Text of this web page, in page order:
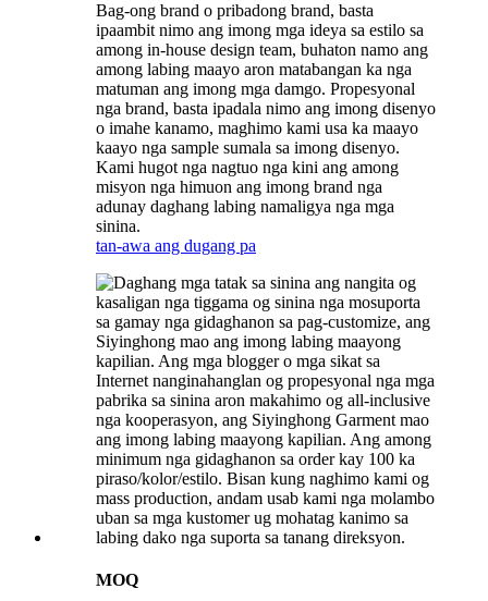
Bag-ong brand o pribadong brand, basta
ipaambit nimo ang imong mga ideya sa estilo sa
among in-house design team, buhaton namo ang
among labing maayo aron matabangan ka nga
matuman ang imong mga damgo. Propesyonal
nga brand, basta ipadala nimo ang imong disenyo
o imahe kanamo, maghimo kami usa ka maayo
kaayo nga sample sumala sa imong disenyo.
Kami hugot nga nagtuo nga kini ang among
misyon nga himuon ang imong brand nga
adunay daghang labing namaligya nga mga
sinina.
tan-awa ang dugang pa
MOQ